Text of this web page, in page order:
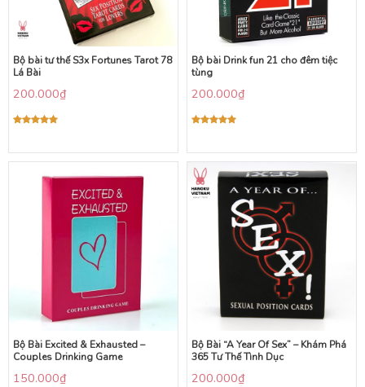
Bộ bài tư thế S3x Fortunes Tarot 78
Lá Bài
200.000₫
5 sao
Bộ bài Drink fun 21 cho đêm tiệc
tùng
200.000₫
5 sao
Bộ Bài Excited & Exhausted –
Couples Drinking Game
150.000₫
Bộ Bài “A Year Of Sex” – Khám Phá
365 Tư Thế Tình Dục
200.000₫